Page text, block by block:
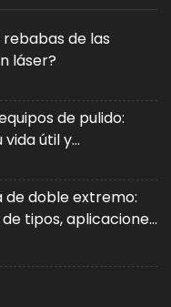
de las
láser?
de pulido:
útil y
de doble extremo:
tipos, aplicaciones